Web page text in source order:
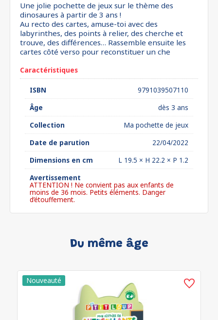
Une jolie pochette de jeux sur le thème des
dinosaures à partir de 3 ans !
Au recto des cartes, amuse-toi avec des
labyrinthes, des points à relier, des cherche et
trouve, des différences… Rassemble ensuite les
cartes côté verso pour reconstituer un che
Caractéristiques
ISBN
9791039507110
Âge
dès 3 ans
Collection
Ma pochette de jeux
Date de parution
22/04/2022
Dimensions en cm
L 19.5 × H 22.2 × P 1.2
Avertissement
ATTENTION ! Ne convient pas aux enfants de
moins de 36 mois. Petits éléments. Danger
d’étouffement.
Du même âge